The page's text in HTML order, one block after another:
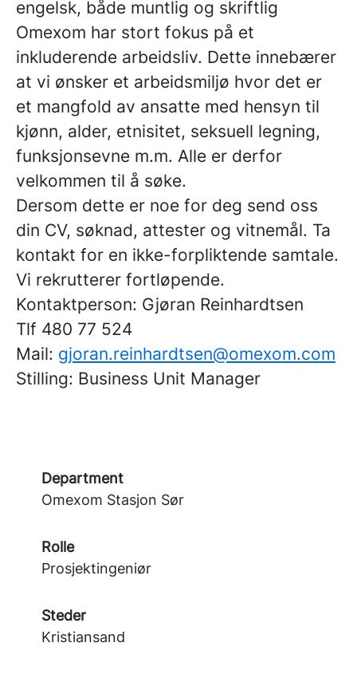
engelsk, både muntlig og skriftlig
Omexom har stort fokus på et
inkluderende arbeidsliv. Dette innebærer
at vi ønsker et arbeidsmiljø hvor det er
et mangfold av ansatte med hensyn til
kjønn, alder, etnisitet, seksuell legning,
funksjonsevne m.m. Alle er derfor
velkommen til å søke.
Dersom dette er noe for deg send oss
din CV, søknad, attester og vitnemål. Ta
kontakt for en ikke-forpliktende samtale.
Vi rekrutterer fortløpende.
Kontaktperson: Gjøran Reinhardtsen
Tlf 480 77 524
Mail: gjoran.reinhardtsen@omexom.com
Stilling: Business Unit Manager
Department
Omexom Stasjon Sør
Rolle
Prosjektingeniør
Steder
Kristiansand